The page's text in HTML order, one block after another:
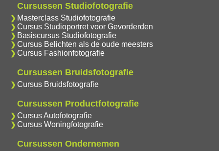
Cursussen Studiofotografie
Masterclass Studiofotografie
Cursus Studioportret voor Gevorderden
Basiscursus Studiofotografie
Cursus Belichten als de oude meesters
Cursus Fashionfotografie
Cursussen Bruidsfotografie
Cursus Bruidsfotografie
Cursussen Productfotografie
Cursus Autofotografie
Cursus Woningfotografie
Cursussen Ondernemen